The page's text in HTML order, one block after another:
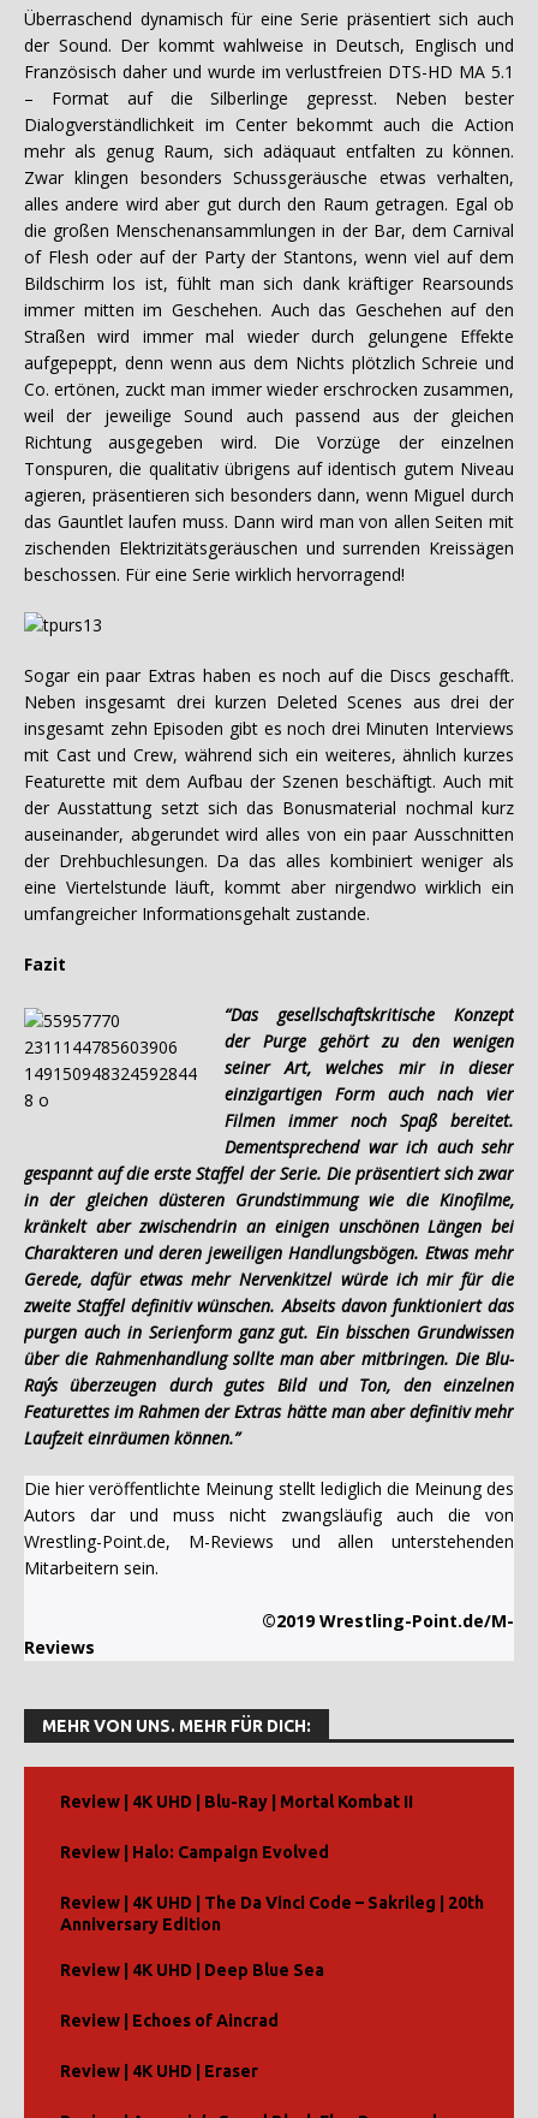
Überraschend dynamisch für eine Serie präsentiert sich auch
der Sound. Der kommt wahlweise in Deutsch, Englisch und
Französisch daher und wurde im verlustfreien DTS-HD MA 5.1
– Format auf die Silberlinge gepresst. Neben bester
Dialogverständlichkeit im Center bekommt auch die Action
mehr als genug Raum, sich adäquaut entfalten zu können.
Zwar klingen besonders Schussgeräusche etwas verhalten,
alles andere wird aber gut durch den Raum getragen. Egal ob
die großen Menschenansammlungen in der Bar, dem Carnival
of Flesh oder auf der Party der Stantons, wenn viel auf dem
Bildschirm los ist, fühlt man sich dank kräftiger Rearsounds
immer mitten im Geschehen. Auch das Geschehen auf den
Straßen wird immer mal wieder durch gelungene Effekte
aufgepeppt, denn wenn aus dem Nichts plötzlich Schreie und
Co. ertönen, zuckt man immer wieder erschrocken zusammen,
weil der jeweilige Sound auch passend aus der gleichen
Richtung ausgegeben wird. Die Vorzüge der einzelnen
Tonspuren, die qualitativ übrigens auf identisch gutem Niveau
agieren, präsentieren sich besonders dann, wenn Miguel durch
das Gauntlet laufen muss. Dann wird man von allen Seiten mit
zischenden Elektrizitätsgeräuschen und surrenden Kreissägen
beschossen. Für eine Serie wirklich hervorragend!
Sogar ein paar Extras haben es noch auf die Discs geschafft.
Neben insgesamt drei kurzen Deleted Scenes aus drei der
insgesamt zehn Episoden gibt es noch drei Minuten Interviews
mit Cast und Crew, während sich ein weiteres, ähnlich kurzes
Featurette mit dem Aufbau der Szenen beschäftigt. Auch mit
der Ausstattung setzt sich das Bonusmaterial nochmal kurz
auseinander, abgerundet wird alles von ein paar Ausschnitten
der Drehbuchlesungen. Da das alles kombiniert weniger als
eine Viertelstunde läuft, kommt aber nirgendwo wirklich ein
umfangreicher Informationsgehalt zustande.
Fazit
“Das gesellschaftskritische Konzept
der Purge gehört zu den wenigen
seiner Art, welches mir in dieser
einzigartigen Form auch nach vier
Filmen immer noch Spaß bereitet.
Dementsprechend war ich auch sehr
gespannt auf die erste Staffel der Serie. Die präsentiert sich zwar
in der gleichen düsteren Grundstimmung wie die Kinofilme,
kränkelt aber zwischendrin an einigen unschönen Längen bei
Charakteren und deren jeweiligen Handlungsbögen. Etwas mehr
Gerede, dafür etwas mehr Nervenkitzel würde ich mir für die
zweite Staffel definitiv wünschen. Abseits davon funktioniert das
purgen auch in Serienform ganz gut. Ein bisschen Grundwissen
über die Rahmenhandlung sollte man aber mitbringen. Die Blu-
Ray´s überzeugen durch gutes Bild und Ton, den einzelnen
Featurettes im Rahmen der Extras hätte man aber definitiv mehr
Laufzeit einräumen können.”
Die hier veröffentlichte Meinung stellt lediglich die Meinung des
Autors dar und muss nicht zwangsläufig auch die von
Wrestling-Point.de, M-Reviews und allen unterstehenden
Mitarbeitern sein.
©2019 Wrestling-Point.de/M-
Reviews
MEHR VON UNS. MEHR FÜR DICH:
Review | 4K UHD | Blu-Ray | Mortal Kombat II
Review | Halo: Campaign Evolved
Review | 4K UHD | The Da Vinci Code – Sakrileg | 20th
Anniversary Edition
Review | 4K UHD | Deep Blue Sea
Review | Echoes of Aincrad
Review | 4K UHD | Eraser